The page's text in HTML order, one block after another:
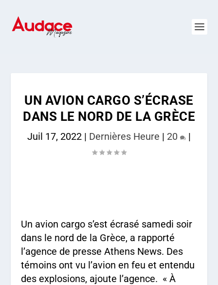
UN AVION CARGO S’ÉCRASE
DANS LE NORD DE LA GRÈCE
Juil 17, 2022 | Dernières Heure | 20 |
Un avion cargo s’est écrasé samedi soir
dans le nord de la Grèce, a rapporté
l’agence de presse Athens News. Des
témoins ont vu l’avion en feu et entendu
des explosions, ajoute l’agence. « À